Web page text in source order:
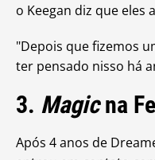
o Keegan diz que eles
"Depois que fizemos
ter pensado nisso há
3. Magicna
Após 4 anos de